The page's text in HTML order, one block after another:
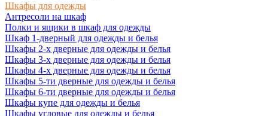
Шкафы для одежды
Антресоли на шкаф
Полки и ящики в шкаф для одежды
Шкаф 1-дверный для одежды и белья
Шкафы 2-х дверные для одежды и белья
Шкафы 3-х дверные для одежды и белья
Шкафы 4-х дверные для одежды и белья
Шкафы 5-ти дверные для одежды и белья
Шкафы 6-ти дверные для одежды и белья
Шкафы купе для одежды и белья
Шкафы угловые для одежды и белья